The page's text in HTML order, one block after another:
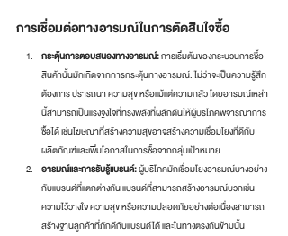
การเชื่อมต่อทางอารมณ์ในการตัดสินใจซื้อ
กระตุ้นการตอบสนองทางอารมณ์: การเริ่มต้นของกระบวนการซื้อ
สินค้านั้นมักเกิดจากการกระตุ้นทางอารมณ์. ไม่ว่าจะเป็นความรู้สึก
ต้องการ ปรารถนา ความสุข หรือแม้แต่ความกลัว โดยอารมณ์เหล่า
นี้สามารถเป็นแรงจูงใจที่ทรงพลังที่ผลักดันให้ผู้บริโภคพิจารณาการ
ซื้อได้ เช่นโฆษณาที่สร้างความสุขอาจสร้างความเชื่อมโยงที่ดีกับ
ผลิตภัณฑ์และเพิ่มโอกาสในการซื้อจากกลุ่มเป้าหมาย
อารมณ์และการรับรู้แบรนด์: ผู้บริโภคมักเชื่อมโยงอารมณ์บางอย่าง
กับแบรนด์ที่แตกต่างกัน แบรนด์ที่สามารถสร้างอารมณ์บวกเช่น
ความไว้วางใจ ความสุข หรือความปลอดภัยอย่างต่อเนื่องสามารถ
สร้างฐานลูกค้าที่ภักดีกับแบรนด์ได้ และในทางตรงกันข้ามนั้น